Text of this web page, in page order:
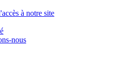
à notre site
nous